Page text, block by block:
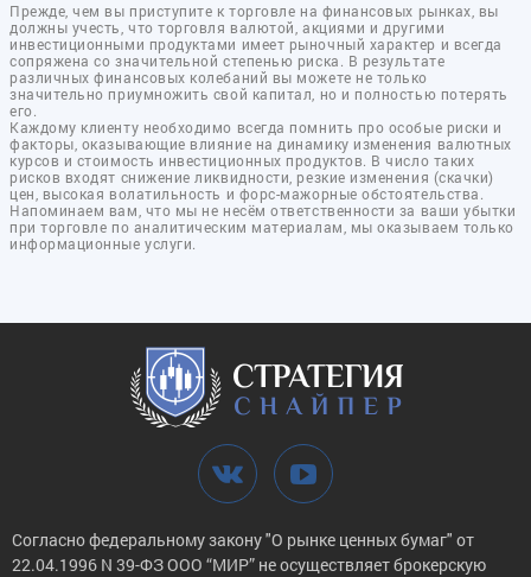
Прежде, чем вы приступите к торговле на финансовых рынках, вы
должны учесть, что торговля валютой, акциями и другими
инвестиционными продуктами имеет рыночный характер и всегда
сопряжена со значительной степенью риска. В результате
различных финансовых колебаний вы можете не только
значительно приумножить свой капитал, но и полностью потерять
его.
Каждому клиенту необходимо всегда помнить про особые риски и
факторы, оказывающие влияние на динамику изменения валютных
курсов и стоимость инвестиционных продуктов. В число таких
рисков входят снижение ликвидности, резкие изменения (скачки)
цен, высокая волатильность и форс-мажорные обстоятельства.
Напоминаем вам, что мы не несём ответственности за ваши убытки
при торговле по аналитическим материалам, мы оказываем только
информационные услуги.
Согласно федеральному закону "О рынке ценных бумаг" от
22.04.1996 N 39-ФЗ ООО “МИР” не осуществляет брокерскую